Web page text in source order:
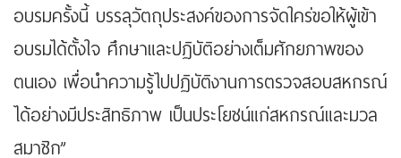
อบรมครั้งนี้ บรรลุวัตถุประสงค์ของการจัดใคร่ขอให้ผู้เข้า
อบรมได้ตั้งใจ ศึกษาและปฏิบัติอย่างเต็มศักยภาพของ
ตนเอง เพื่อนำความรู้ไปปฏิบัติงานการตรวจสอบสหกรณ์
ได้อย่างมีประสิทธิภาพ เป็นประโยชน์แก่สหกรณ์และมวล
สมาชิก”